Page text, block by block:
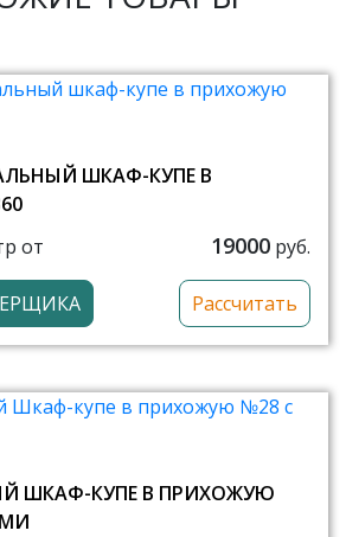
ШКАФ-КУПЕ В
от
19000 руб.
Рассчитать
ШКАФ-КУПЕ В ПРИХОЖУЮ